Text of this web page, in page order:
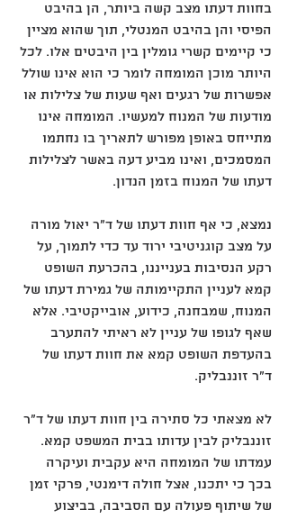
בחוות דעתו מצב קשה ביותר, הן בהיבט
הפיסי והן בהיבט המנטלי, תוך שהוא מציין
כי קיימים קשרי גומלין בין היבטים אלו. לכל
היותר מוכן המומחה לומר כי הוא אינו שולל
אפשרות של רגעים ואף שעות של צלילות או
מודעות של המנוח למעשיו. המומחה אינו
מתייחס באופן מפורש לתאריך בו נחתמו
המסמכים, ואינו מביע דעה באשר לצלילות
דעתו של המנוח בזמן הנדון.
נמצא, כי אף חוות דעתו של ד"ר יאול מורה
על מצב קוגניטיבי ירוד עד כדי לתמוך, על
רקע הנסיבות בענייננו, בהכרעת השופט
קמא לעניין התקיימותה של גמירת דעתו של
המנוח, שמבחנה, כידוע, אובייקטיבי. אלא
שאף לגופו של עניין לא ראיתי להתערב
בהעדפת השופט קמא את חוות דעתו של
ד"ר זוננבליק.
לא מצאתי כל סתירה בין חוות דעתו של ד"ר
זוננבליק לבין עדותו בבית המשפט קמא.
עמדתו של המומחה היא עקבית ועיקרה
בכך כי יתכנו, אצל חולה דימנטי, פרקי זמן
של שיתוף פעולה עם הסביבה, בביצוע